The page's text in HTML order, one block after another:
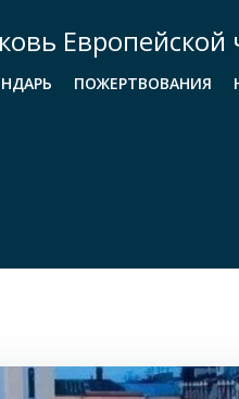
Европейской
ПОЖЕРТВОВАНИЯ